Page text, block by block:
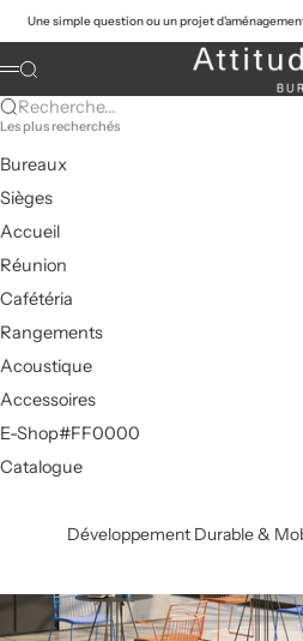
Une simple question ou un projet
Attitudes
Menu
Recherche
Recherche...
Les plus recherchés
Bureaux
Sièges
Accueil
Réunion
Cafétéria
Rangements
Acoustique
Accessoires
E-Shop#FF0000
Catalogue
Développement Durable &